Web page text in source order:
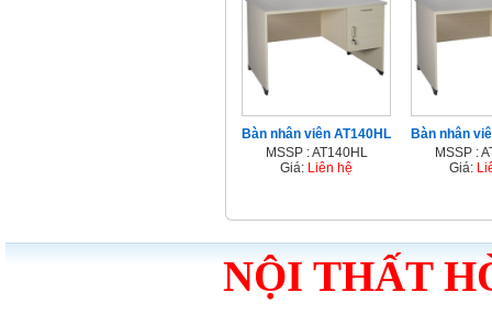
Bàn nhân viên AT140HL
MSSP : AT140HL
Giá: Liên hệ
Bàn nhân
MSSP :
Giá:
NỘI THẤT